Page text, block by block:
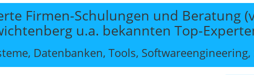
Firmen-Schulungen und Beratung
u.a. bekannten Top-
Datenbanken, Tools,